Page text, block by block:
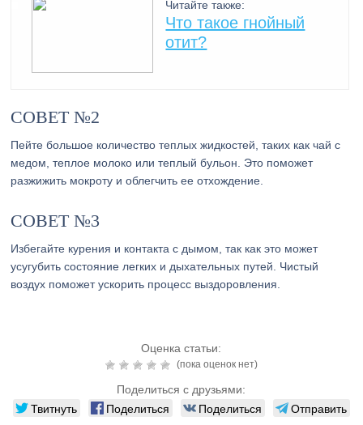
Читайте также:
Что такое гнойный
отит?
СОВЕТ №2
Пейте большое количество теплых жидкостей, таких как чай с
медом, теплое молоко или теплый бульон. Это поможет
разжижить мокроту и облегчить ее отхождение.
СОВЕТ №3
Избегайте курения и контакта с дымом, так как это может
усугубить состояние легких и дыхательных путей. Чистый
воздух поможет ускорить процесс выздоровления.
Оценка статьи:
(пока оценок нет)
Поделиться с друзьями:
Твитнуть Поделиться Поделиться
Отправить